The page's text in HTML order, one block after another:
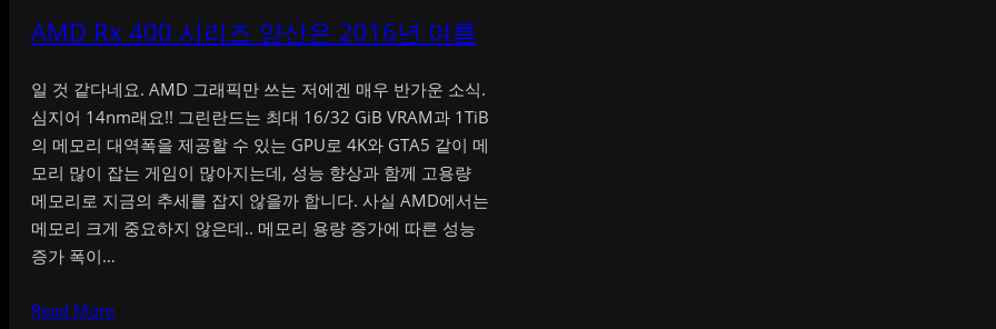
AMD Rx 400 시리즈 양산은 2016년 여름
일 것 같다네요. AMD 그래픽만 쓰는 저에겐 매우 반가운 소식.
심지어 14nm래요!! 그린란드는 최대 16/32 GiB VRAM과 1TiB
의 메모리 대역폭을 제공할 수 있는 GPU로 4K와 GTA5 같이 메
모리 많이 잡는 게임이 많아지는데, 성능 향상과 함께 고용량
메모리로 지금의 추세를 잡지 않을까 합니다. 사실 AMD에서는
메모리 크게 중요하지 않은데.. 메모리 용량 증가에 따른 성능
증가 폭이…
Read More